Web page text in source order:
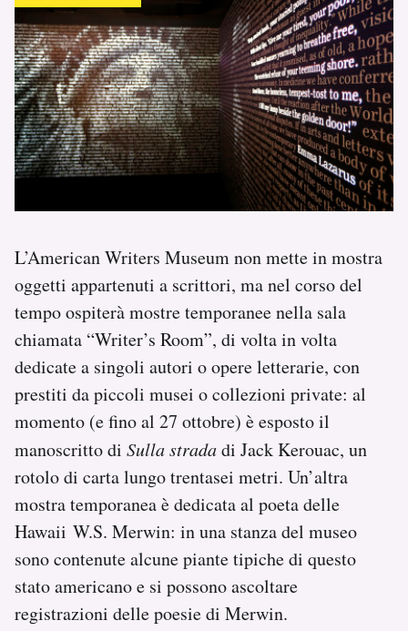
L’American Writers Museum non mette in mostra
oggetti appartenuti a scrittori, ma nel corso del
tempo ospiterà mostre temporanee nella sala
chiamata “Writer’s Room”, di volta in volta
dedicate a singoli autori o opere letterarie, con
prestiti da piccoli musei o collezioni private: al
momento (e fino al 27 ottobre) è esposto il
manoscritto di Sulla stradadi Jack Kerouac, un
rotolo di carta lungo trentasei metri. Un’altra
mostra temporanea è dedicata al poeta delle
Hawaii W.S. Merwin: in una stanza del museo
sono contenute alcune piante tipiche di questo
stato americano e si possono ascoltare
registrazioni delle poesie di Merwin.